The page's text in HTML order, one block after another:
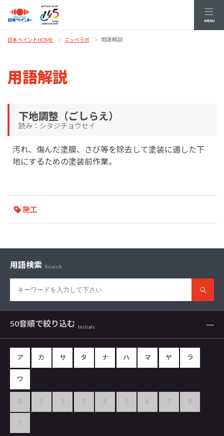
MENU
日本ペイントHOME ニッペラボ 用語解説
用語解説
下地調整（ごしらえ）
読み：シタジチョウセイ
汚れ、傷んだ塗膜、さび等を除去して塗装に適した下
地にするための塗装前作業。
施工
用語検索 Search
50音順で絞り込む Initials
ア カ サ タ ナ ハ マ ヤ ラ
ワ
0 1 2 3 4 5 6 7 8
9